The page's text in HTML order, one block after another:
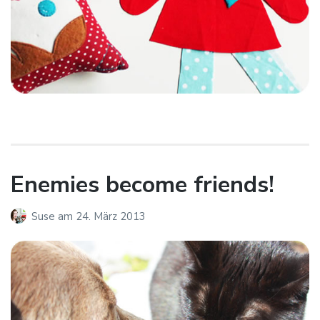
Enemies become friends!
Suse am 24. März 2013